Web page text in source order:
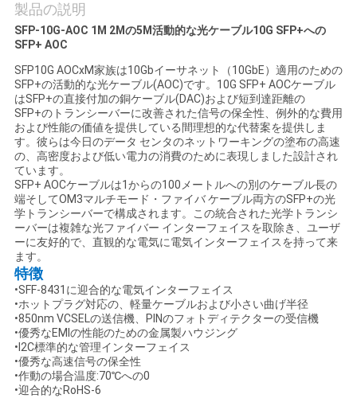
絡
く
だ
さ
い
ニ
ュ
ー
ス
事
件
製品の説明
SFP-10G-AOC 1M 2Mの5M活動的な光ケーブル10G SFP+への
SFP+ AOC
SFP10G AOCxM家族は10Gbイーサネット（10GbE）適用のための
SFP+の活動的な光ケーブル(AOC)です。10G SFP+ AOCケーブル
はSFP+の直接付加の銅ケーブル(DAC)および短到達距離の
SFP+のトランシーバーに改善された信号の保全性、例外的な費用
および性能の価値を提供している間理想的な代替案を提供しま
す。彼らは今日のデータ センタのネットワーキングの塗布の高速
の、高密度および低い電力の消費のために表現しました設計され
ています。
SFP+ AOCケーブルは1からの100メートルへの別のケーブル長の
端そしてOM3マルチモード・ファイバ ケーブル両方のSFP+の光
学トランシーバーで構成されます。この統合された光学トランシ
ーバーは複雑な光ファイバー インターフェイスを取除き、ユーザ
ーに友好的で、直観的な電気に電気インターフェイスを持って来
ます。
特徴
•SFF-8431に迎合的な電気インターフェイス
•ホットプラグ対応の、軽量ケーブルおよび小さい曲げ半径
•850nm VCSELの送信機、PINのフォトディテクターの受信機
•優秀なEMIの性能のための金属製ハウジング
•I2C標準的な管理インターフェイス
•優秀な高速信号の保全性
•作動の場合温度:70℃への0
•迎合的なRoHS-6